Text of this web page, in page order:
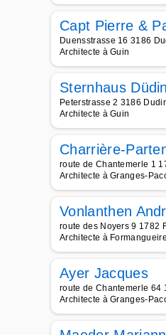
Capt Pierre &
Duensstrasse 16 3186
Architecte à Guin
Sternhaus
Peterstrasse 2 3186
Architecte à Guin
Charrière-
route de Chantemerle 1
Architecte à Granges-
Vonlanthen
route des Noyers 9 1782
Architecte à
Ayer Jacques
route de Chantemerle 64
Architecte à Granges-